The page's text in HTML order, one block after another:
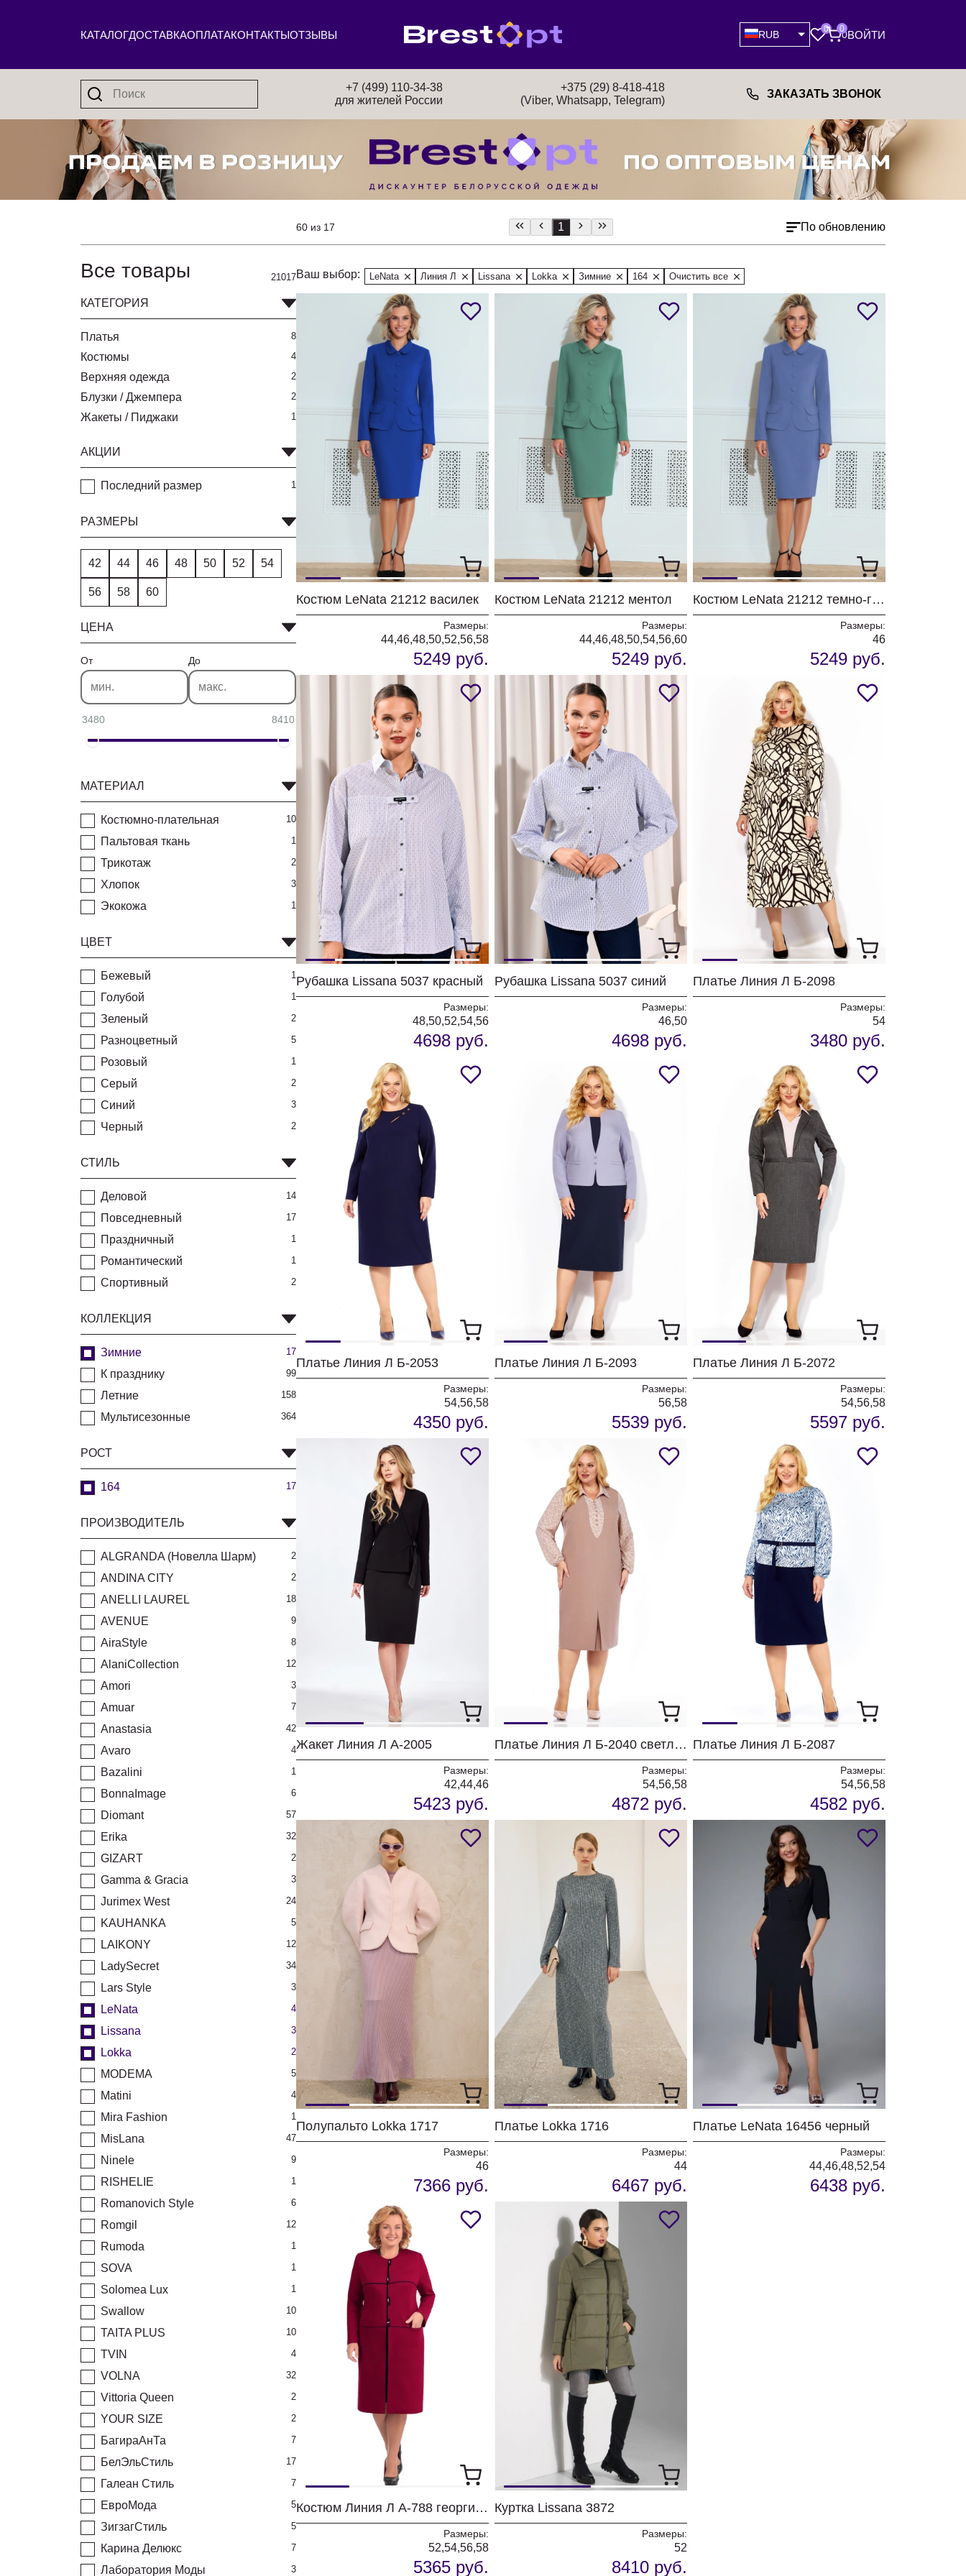
КАТАЛОГДОСТАВКАОПЛАТАКОНТАКТЫОТЗЫВЫ RUB
0 0
0ВОЙТИ
+7 (499) 110-34-38
для жителей России
+375 (29) 8-418-418
(Viber, Whatsapp, Telegram)
ЗАКАЗАТЬ ЗВОНОК
60 из 17 По обновлению
1
Все товары 21017
КАТЕГОРИЯ
Платья 8
Костюмы 4
Верхняя одежда 2
Блузки / Джемпера 2
Жакеты / Пиджаки 1
АКЦИИ
Последний размер 1
РАЗМЕРЫ
42 44 46 48 50 52 54
56 58 60
ЦЕНА
От До
3480 8410
МАТЕРИАЛ
Костюмно-плательная 10
Пальтовая ткань 1
Трикотаж 2
Хлопок 3
Экокожа 1
ЦВЕТ
Бежевый 1
Голубой 1
Зеленый 2
Разноцветный 5
Розовый 1
Серый 2
Синий 3
Черный 2
СТИЛЬ
Деловой 14
Повседневный 17
Праздничный 1
Романтический 1
Спортивный 2
КОЛЛЕКЦИЯ
Зимние 17
К празднику 99
Летние 158
Мультисезонные 364
РОСТ
164 17
ПРОИЗВОДИТЕЛЬ
ALGRANDA (Новелла Шарм) 2
ANDINA CITY 2
ANELLI LAUREL 18
AVENUE 9
AiraStyle 8
AlaniCollection 12
Amori 3
Amuar 7
Anastasia 42
Avaro 4
Bazalini 1
BonnaImage 6
Diomant 57
Erika 32
GIZART 2
Gamma & Gracia 3
Jurimex West 24
KAUHANKA 5
LAIKONY 12
LadySecret 34
Lars Style 3
LeNata 4
Lissana 3
Lokka 2
MODEMA 5
Matini 4
Mira Fashion 1
MisLana 47
Ninele 9
RISHELIE 1
Romanovich Style 6
Romgil 12
Rumoda 1
SOVA 1
Solomea Lux 1
Swallow 10
TAITA PLUS 10
TVIN 4
VOLNA 32
Vittoria Queen 2
YOUR SIZE 2
БагираАнТа 7
БелЭльСтиль 17
Галеан Cтиль 7
ЕвроМода 5
ЗигзагСтиль 5
Карина Делюкс 7
Лаборатория Моды 3
Ваш выбор: LeNata Линия Л Lissana Lokka Зимние 164 Очистить все
Костюм LeNata 21212 василек
Размеры:
44,46,48,50,52,56,58
5249 руб.
Костюм LeNata 21212 ментол
Размеры:
44,46,48,50,54,56,60
5249 руб.
Костюм LeNata 21212 темно-голубой
Размеры:
46
5249 руб.
Рубашка Lissana 5037 красный
Размеры:
48,50,52,54,56
4698 руб.
Рубашка Lissana 5037 синий
Размеры:
46,50
4698 руб.
Платье Линия Л Б-2098
Размеры:
54
3480 руб.
Платье Линия Л Б-2053
Размеры:
54,56,58
4350 руб.
Платье Линия Л Б-2093
Размеры:
56,58
5539 руб.
Платье Линия Л Б-2072
Размеры:
54,56,58
5597 руб.
Жакет Линия Л А-2005
Размеры:
42,44,46
5423 руб.
Платье Линия Л Б-2040 светло коричневый
Размеры:
54,56,58
4872 руб.
Платье Линия Л Б-2087
Размеры:
54,56,58
4582 руб.
Полупальто Lokka 1717
Размеры:
46
7366 руб.
Платье Lokka 1716
Размеры:
44
6467 руб.
Платье LeNata 16456 черный
Размеры:
44,46,48,52,54
6438 руб.
Костюм Линия Л А-788 георгин / черный
Размеры:
52,54,56,58
5365 руб.
Куртка Lissana 3872
Размеры:
52
8410 руб.